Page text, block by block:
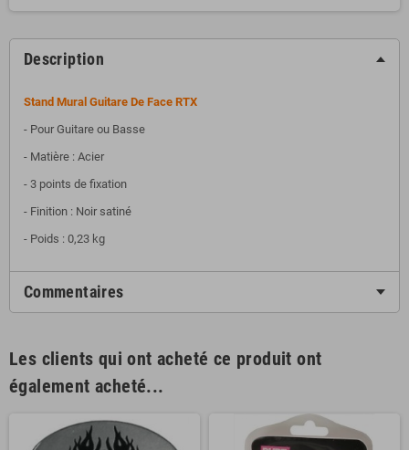
Description
Stand Mural Guitare De Face RTX
- Pour Guitare ou Basse
- Matière : Acier
- 3 points de fixation
- Finition : Noir satiné
- Poids : 0,23 kg
Commentaires
Les clients qui ont acheté ce produit ont
également acheté...